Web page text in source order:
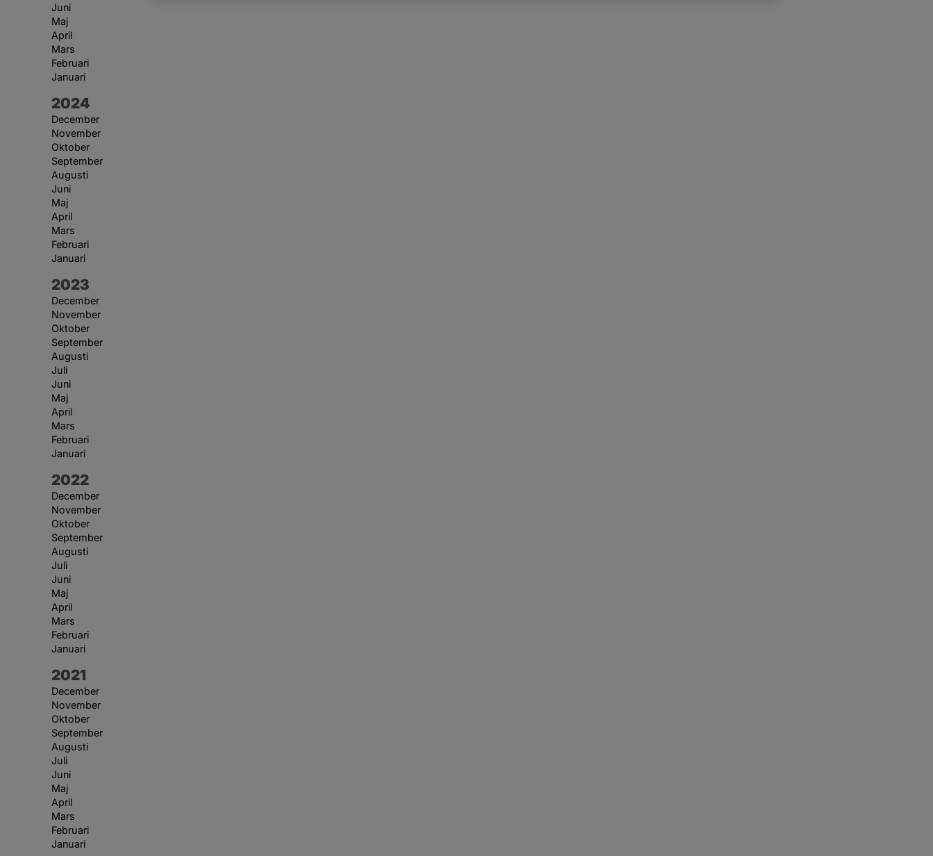
Juni
Maj
April
Mars
Februari
Januari
År:
2024
December
November
Oktober
September
Augusti
Juni
Maj
April
Mars
Februari
Januari
År:
2023
December
November
Oktober
September
Augusti
Juli
Juni
Maj
April
Mars
Februari
Januari
År:
2022
December
November
Oktober
September
Augusti
Juli
Juni
Maj
April
Mars
Februari
Januari
År:
2021
December
November
Oktober
September
Augusti
Juli
Juni
Maj
April
Mars
Februari
Januari